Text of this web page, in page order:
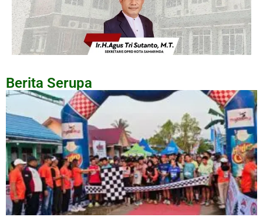
Berita Serupa